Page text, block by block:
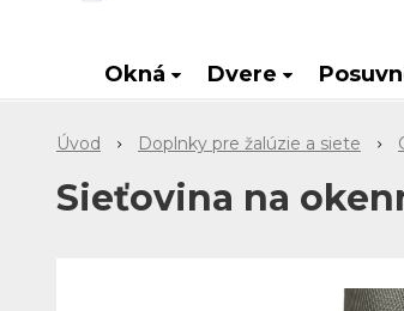
Okná Dvere
Úvod Doplnky pre žalúzie a siete
Sieťovina na